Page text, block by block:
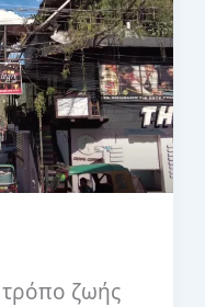
τρόπο ζωής